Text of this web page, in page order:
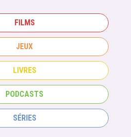
FILMS
JEUX
LIVRES
PODCASTS
SÉRIES